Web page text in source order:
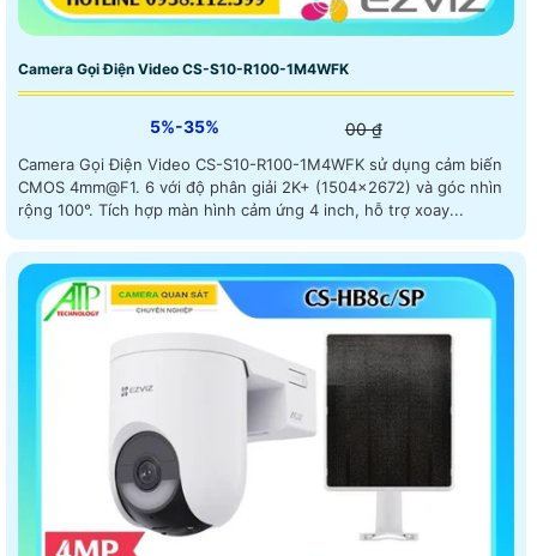
Camera Gọi Điện Video CS-S10-R100-1M4WFK
5%-35% 00 ₫
Camera Gọi Điện Video CS-S10-R100-1M4WFK sử dụng cảm biến
CMOS 4mm@F1. 6 với độ phân giải 2K+ (1504×2672) và góc nhìn
rộng 100°. Tích hợp màn hình cảm ứng 4 inch, hỗ trợ xoay...